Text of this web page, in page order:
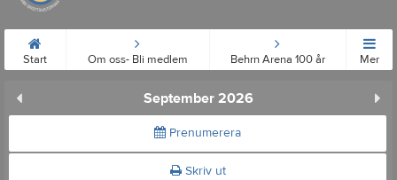
Start Om oss- Bli medlem Behrn Arena 100 år Mer
September 2026
Prenumerera
Skriv ut